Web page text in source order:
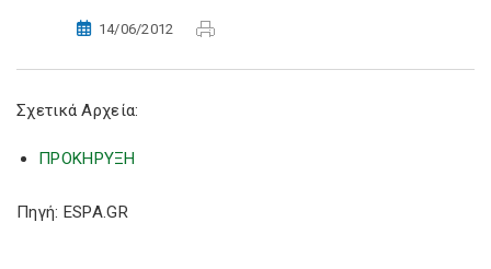
14/06/2012
Σχετικά Αρχεία:
ΠΡΟΚΗΡΥΞΗ
Πηγή: ESPA.GR